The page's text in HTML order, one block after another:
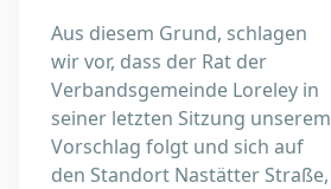
Aus diesem Grund, schlagen
wir vor, dass der Rat der
Verbandsgemeinde Loreley in
seiner letzten Sitzung unserem
Vorschlag folgt und sich auf
den Standort Nastätter Straße,